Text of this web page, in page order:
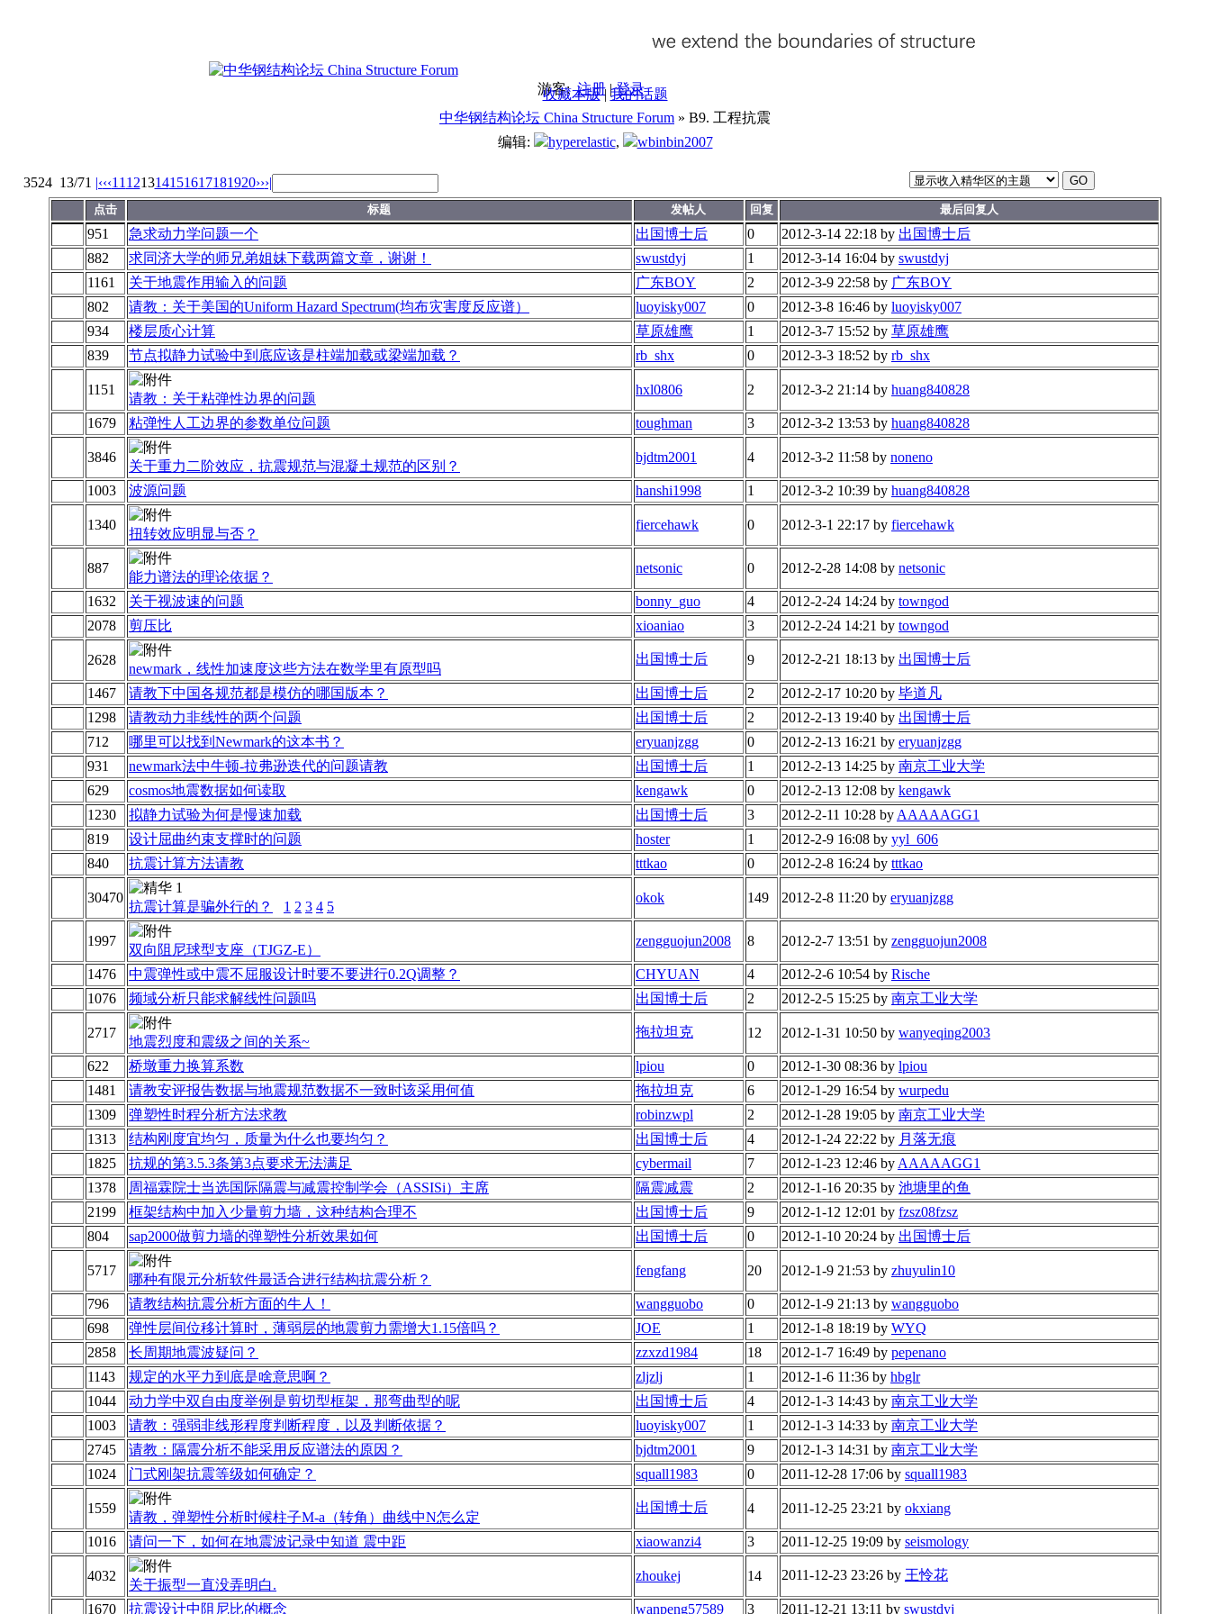
游客:注册|登录
收藏本版| 我的话题
中华钢结构论坛 China Structure Forum » B9. 工程抗震
编辑:
hyperelastic, wbinbin2007
3524 13/71 |‹‹‹11 121314151617181920›››| GO
点击 标题 发帖人 回复 最后回复人
951 急求动力学问题一个 出国博士后 0 2012-3-14 22:18 by 出国博士后
882
求同济大学的师兄弟姐妹下载两篇文章，谢谢！ swustdyj 1 2012-3-14 16:04 by swustdyj
1161
关于地震作用输入的问题 广东BOY 2 2012-3-9 22:58 by 广东BOY
802
请教：关于美国的Uniform Hazard Spectrum(均布灾害度反应谱） luoyisky007 0 2012-3-8 16:46 by luoyisky007
934
楼层质心计算 草原雄鹰 1 2012-3-7 15:52 by 草原雄鹰
839
节点拟静力试验中到底应该是柱端加载或梁端加载？ rb_shx 0 2012-3-3 18:52 by rb_shx
1151
请教：关于粘弹性边界的问题
hxl0806 2 2012-3-2 21:14 by huang840828
1679 粘弹性人工边界的参数单位问题 toughman 3 2012-3-2 13:53 by huang840828
3846
关于重力二阶效应，抗震规范与混凝土规范的区别？
bjdtm2001 4 2012-3-2 11:58 by noneno
1003 波源问题 hanshi1998 1 2012-3-2 10:39 by huang840828
1340
扭转效应明显与否？
fiercehawk 0 2012-3-1 22:17 by fiercehawk
887
能力谱法的理论依据？
netsonic 0 2012-2-28 14:08 by netsonic
1632 关于视波速的问题 bonny_guo 4 2012-2-24 14:24 by towngod
2078
剪压比 xioaniao 3 2012-2-24 14:21 by towngod
2628
newmark，线性加速度这些方法在数学里有原型吗
出国博士后 9 2012-2-21 18:13 by 出国博士后
1467 请教下中国各规范都是模仿的哪国版本？ 出国博士后 2 2012-2-17 10:20 by 毕道凡
1298
请教动力非线性的两个问题 出国博士后 2 2012-2-13 19:40 by 出国博士后
712
哪里可以找到Newmark的这本书？ eryuanjzgg 0 2012-2-13 16:21 by eryuanjzgg
931
newmark法中牛顿-拉弗逊迭代的问题请教 出国博士后 1 2012-2-13 14:25 by 南京工业大学
629
cosmos地震数据如何读取 kengawk 0 2012-2-13 12:08 by kengawk
1230
拟静力试验为何是慢速加载 出国博士后 3 2012-2-11 10:28 by AAAAAGG1
819
设计屈曲约束支撑时的问题 hoster 1 2012-2-9 16:08 by yyl_606
840
抗震计算方法请教 tttkao 0 2012-2-8 16:24 by tttkao
30470
抗震计算是骗外行的？ 1 2 3 4 5
okok 149 2012-2-8 11:20 by eryuanjzgg
1997
双向阻尼球型支座（TJGZ-E）
zengguojun2008 8 2012-2-7 13:51 by zengguojun2008
1476 中震弹性或中震不屈服设计时要不要进行0.2Q调整？ CHYUAN 4 2012-2-6 10:54 by Rische
1076
频域分析只能求解线性问题吗 出国博士后 2 2012-2-5 15:25 by 南京工业大学
2717
地震烈度和震级之间的关系~
拖拉坦克 12 2012-1-31 10:50 by wanyeqing2003
622 桥墩重力换算系数 lpiou 0 2012-1-30 08:36 by lpiou
1481
请教安评报告数据与地震规范数据不一致时该采用何值 拖拉坦克 6 2012-1-29 16:54 by wurpedu
1309
弹塑性时程分析方法求教 robinzwpl 2 2012-1-28 19:05 by 南京工业大学
1313
结构刚度宜均匀，质量为什么也要均匀？ 出国博士后 4 2012-1-24 22:22 by 月落无痕
1825
抗规的第3.5.3条第3点要求无法满足 cybermail 7 2012-1-23 12:46 by AAAAAGG1
1378
周福霖院士当选国际隔震与减震控制学会（ASSISi）主席 隔震减震 2 2012-1-16 20:35 by 池塘里的鱼
2199
框架结构中加入少量剪力墙，这种结构合理不 出国博士后 9 2012-1-12 12:01 by fzsz08fzsz
804
sap2000做剪力墙的弹塑性分析效果如何 出国博士后 0 2012-1-10 20:24 by 出国博士后
5717
哪种有限元分析软件最适合进行结构抗震分析？
fengfang 20 2012-1-9 21:53 by zhuyulin10
796 请教结构抗震分析方面的牛人！ wangguobo 0 2012-1-9 21:13 by wangguobo
698
弹性层间位移计算时，薄弱层的地震剪力需增大1.15倍吗？ JOE 1 2012-1-8 18:19 by WYQ
2858
长周期地震波疑问？ zzxzd1984 18 2012-1-7 16:49 by pepenano
1143
规定的水平力到底是啥意思啊？ zljzlj 1 2012-1-6 11:36 by hbglr
1044
动力学中双自由度举例是剪切型框架，那弯曲型的呢 出国博士后 4 2012-1-3 14:43 by 南京工业大学
1003
请教：强弱非线形程度判断程度，以及判断依据？ luoyisky007 1 2012-1-3 14:33 by 南京工业大学
2745
请教：隔震分析不能采用反应谱法的原因？ bjdtm2001 9 2012-1-3 14:31 by 南京工业大学
1024
门式刚架抗震等级如何确定？ squall1983 0 2011-12-28 17:06 by squall1983
1559
请教，弹塑性分析时候柱子M-a（转角）曲线中N怎么定
出国博士后 4 2011-12-25 23:21 by okxiang
1016 请问一下，如何在地震波记录中知道 震中距 xiaowanzi4 3 2011-12-25 19:09 by seismology
4032
关于振型一直没弄明白.
zhoukej 14 2011-12-23 23:26 by 王怜花
1670 抗震设计中阻尼比的概念 wanpeng57589 3 2011-12-21 13:11 by swustdyj